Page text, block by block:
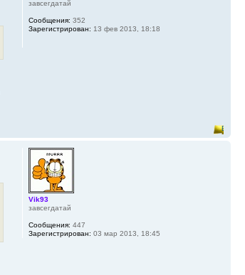
завсегдатай
Сообщения: 352
Зарегистрирован: 13 фев 2013, 18:18
Vik93
завсегдатай
Сообщения: 447
Зарегистрирован: 03 мар 2013, 18:45